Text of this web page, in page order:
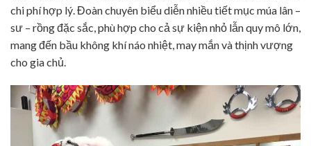
chi phí hợp lý. Đoàn chuyên biểu diễn nhiều tiết mục múa lân –
sư – rồng đặc sắc, phù hợp cho cả sự kiện nhỏ lẫn quy mô lớn,
mang đến bầu không khí náo nhiệt, may mắn và thịnh vượng
cho gia chủ.